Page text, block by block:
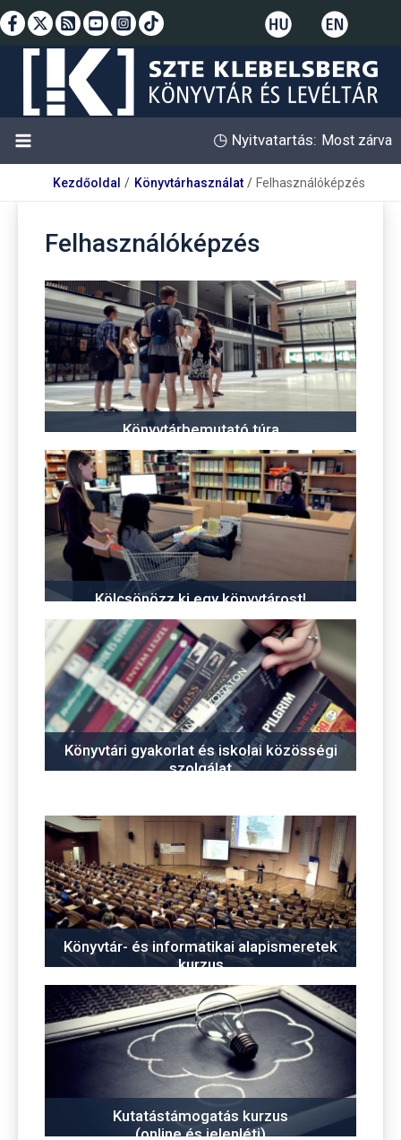
Skip
to
◷ Nyitvatartás: Most zárva
Kezdőoldal Könyvtárhasználat Felhasználóképzés
Felhasználóképzés
Könyvtárbemutató túra
Kölcsönözz ki egy könyvtárost!
Könyvtári gyakorlat és iskolai közösségi
szolgálat
Könyvtár- és informatikai alapismeretek
kurzus
Kutatástámogatás kurzus
(online és jelenléti)